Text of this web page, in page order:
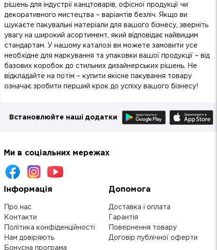
рішень для індустрії канцтоварів, офісної продукції чи
декоративного мистецтва – варіантів безліч. Якщо ви
шукаєте пакувальні матеріали для вашого бізнесу, зверніть
увагу на широкий асортимент, який відповідає найвищим
стандартам. У нашому каталозі ви можете замовити усе
необхідне для маркування та упаковки вашої продукції – від
базових коробок до стильних дизайнерських рішень. Не
відкладайте на потім – купити якісне пакування товару
означає зробити перший крок до успіху вашого бізнесу!
Встановлюйте наші додатки
Ми в соціальних мережах
Інформація
Про нас
Контакти
Політика конфіденційності
Нам довіряють
Бонусна програма
Допомога
Доставка і оплата
Гарантія
Повернення товару
Договір публічної оферти